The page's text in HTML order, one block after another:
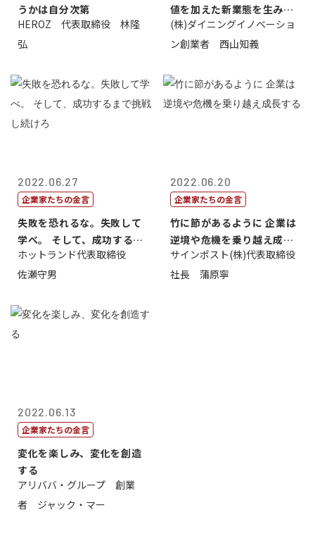
うかは自分次第
HEROZ 代表取締役 林隆
弘
値を加えた新業態を生み出
すこと
(株)ダイニングイノベーショ
ン創業者 西山知義
2022.06.27
企業家たちの金言
失敗を恐れるな。失敗して
学べ。 そして、成功するま
で挑戦し続...
ホットランド代表取締役
佐瀬守男
2022.06.20
企業家たちの金言
竹に節があるように 企業は
逆境や危機を乗り越え成長
する
サインポスト(株)代表取締役
社長 蒲原寧
2022.06.13
企業家たちの金言
変化を楽しみ、変化を創造
する
アリババ・グループ 創業
者 ジャック・マー